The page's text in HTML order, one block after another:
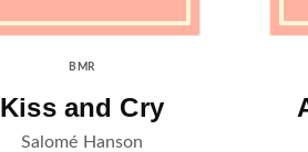
BMR
Kiss and Cry
Salomé Hanson